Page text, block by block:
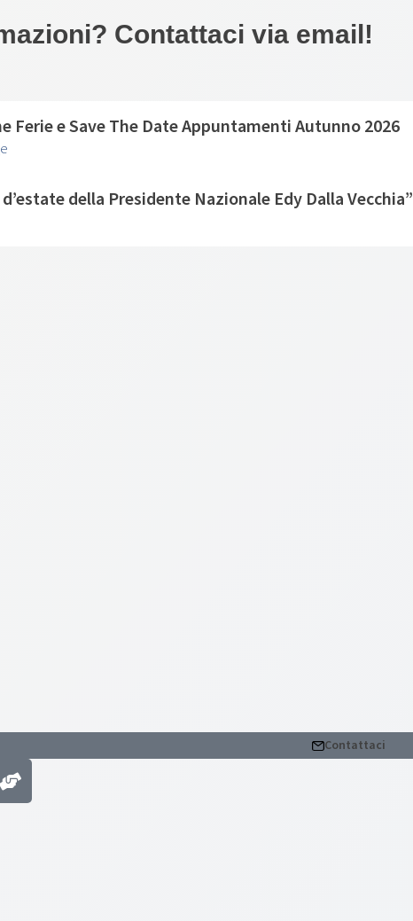
Contattaci via email!
Ferie e Save The Date Appuntamenti Autunno 2026
della Presidente Nazionale Edy Dalla Vecchia”
Contattaci